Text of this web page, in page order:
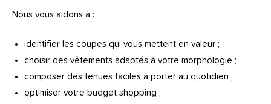
Nous vous aidons à :
identifier les coupes qui vous mettent en valeur ;
choisir des vêtements adaptés à votre morphologie ;
composer des tenues faciles à porter au quotidien ;
optimiser votre budget shopping ;